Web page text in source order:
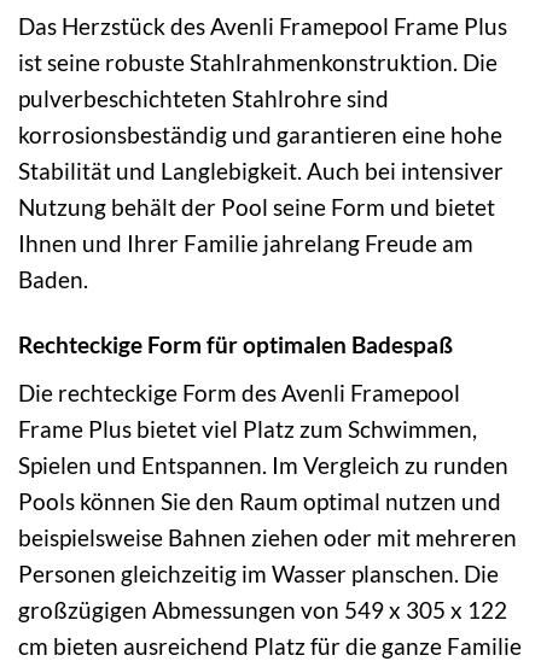
Das Herzstück des Avenli Framepool Frame Plus
ist seine robuste Stahlrahmenkonstruktion. Die
pulverbeschichteten Stahlrohre sind
korrosionsbeständig und garantieren eine hohe
Stabilität und Langlebigkeit. Auch bei intensiver
Nutzung behält der Pool seine Form und bietet
Ihnen und Ihrer Familie jahrelang Freude am
Baden.
Rechteckige Form für optimalen Badespaß
Die rechteckige Form des Avenli Framepool
Frame Plus bietet viel Platz zum Schwimmen,
Spielen und Entspannen. Im Vergleich zu runden
Pools können Sie den Raum optimal nutzen und
beispielsweise Bahnen ziehen oder mit mehreren
Personen gleichzeitig im Wasser planschen. Die
großzügigen Abmessungen von 549 x 305 x 122
cm bieten ausreichend Platz für die ganze Familie